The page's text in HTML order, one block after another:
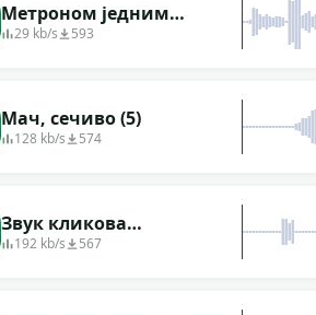
Метроном једним
кликом
29 kb/s 593
Мач, сечиво (5)
128 kb/s 574
Звук кликова
високотехнолошког
192 kb/s 567